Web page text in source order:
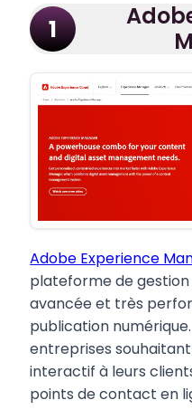
1
Adobe Experience
plateforme de
avancée et très
publication
entreprises
interactif à leurs
points de contact en